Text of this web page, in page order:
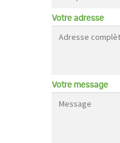
Votre adresse
Votre message